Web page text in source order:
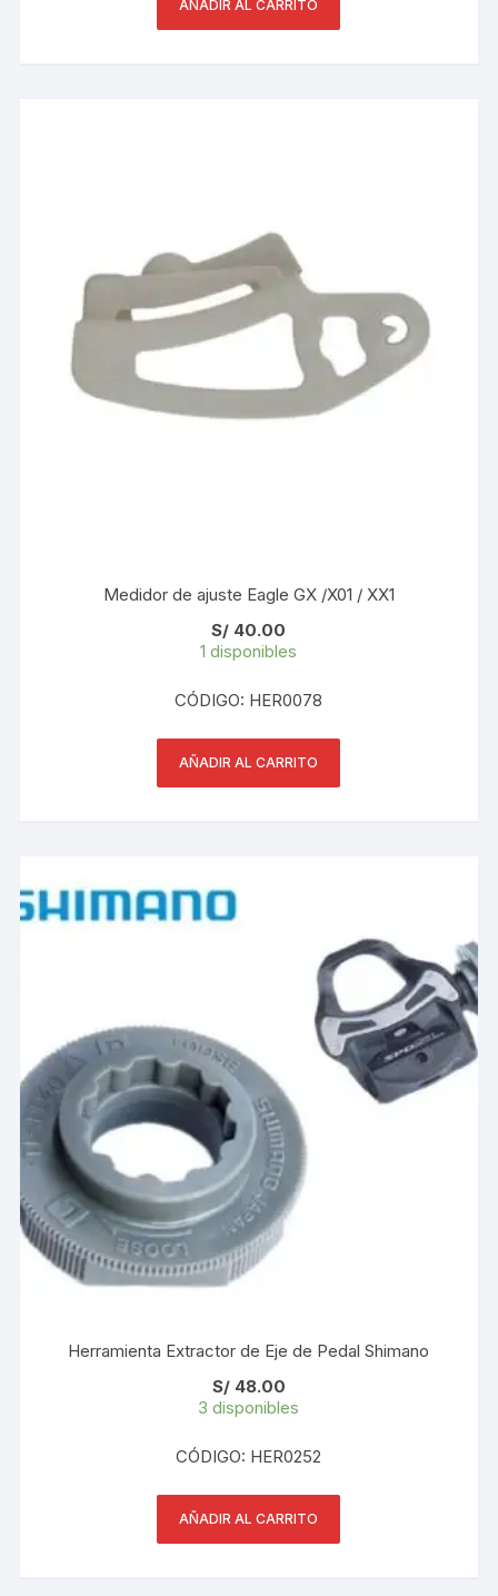
AÑADIR AL CARRITO
Medidor de ajuste Eagle GX /X01 / XX1
S/ 40.00
1 disponibles
CÓDIGO: HER0078
AÑADIR AL CARRITO
Herramienta Extractor de Eje de Pedal Shimano
S/48.00
3 disponibles
CÓDIGO: HER0252
AÑADIR AL CARRITO